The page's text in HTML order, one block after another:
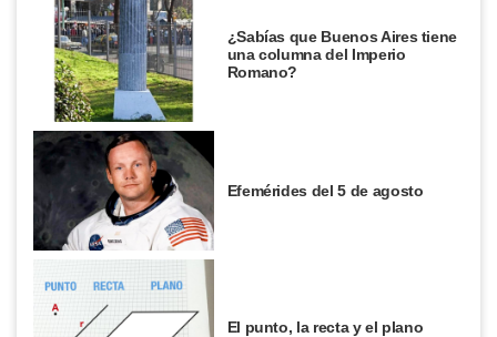
¿Sabías que Buenos Aires tiene
una columna del Imperio
Romano?
Efemérides del 5 de agosto
El punto, la recta y el plano